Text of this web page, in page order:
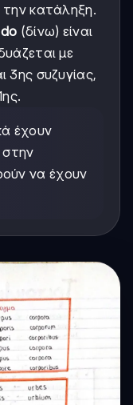
κατάληξη.
do (δίνω) είναι
με
3ης συζυγίας,
έχουν
στην
να έχουν